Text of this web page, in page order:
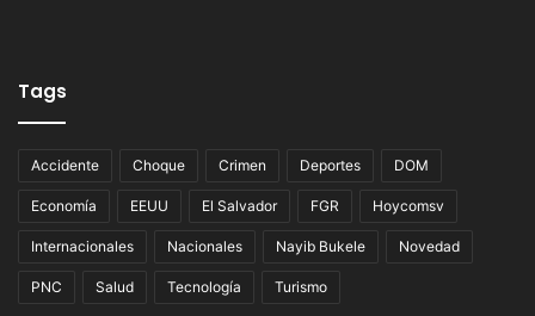
Tags
Accidente Choque Crimen Deportes DOM
Economía EEUU El Salvador FGR Hoycomsv
Internacionales Nacionales Nayib Bukele Novedad
PNC Salud Tecnología Turismo